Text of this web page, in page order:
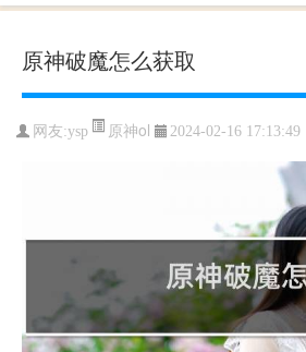
原神破魔怎么获取
网友:ysp 原神ol 2024-02-16 17:13:49